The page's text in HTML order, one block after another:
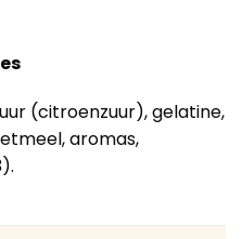
(citroenzuur), gelatine,
aromas,